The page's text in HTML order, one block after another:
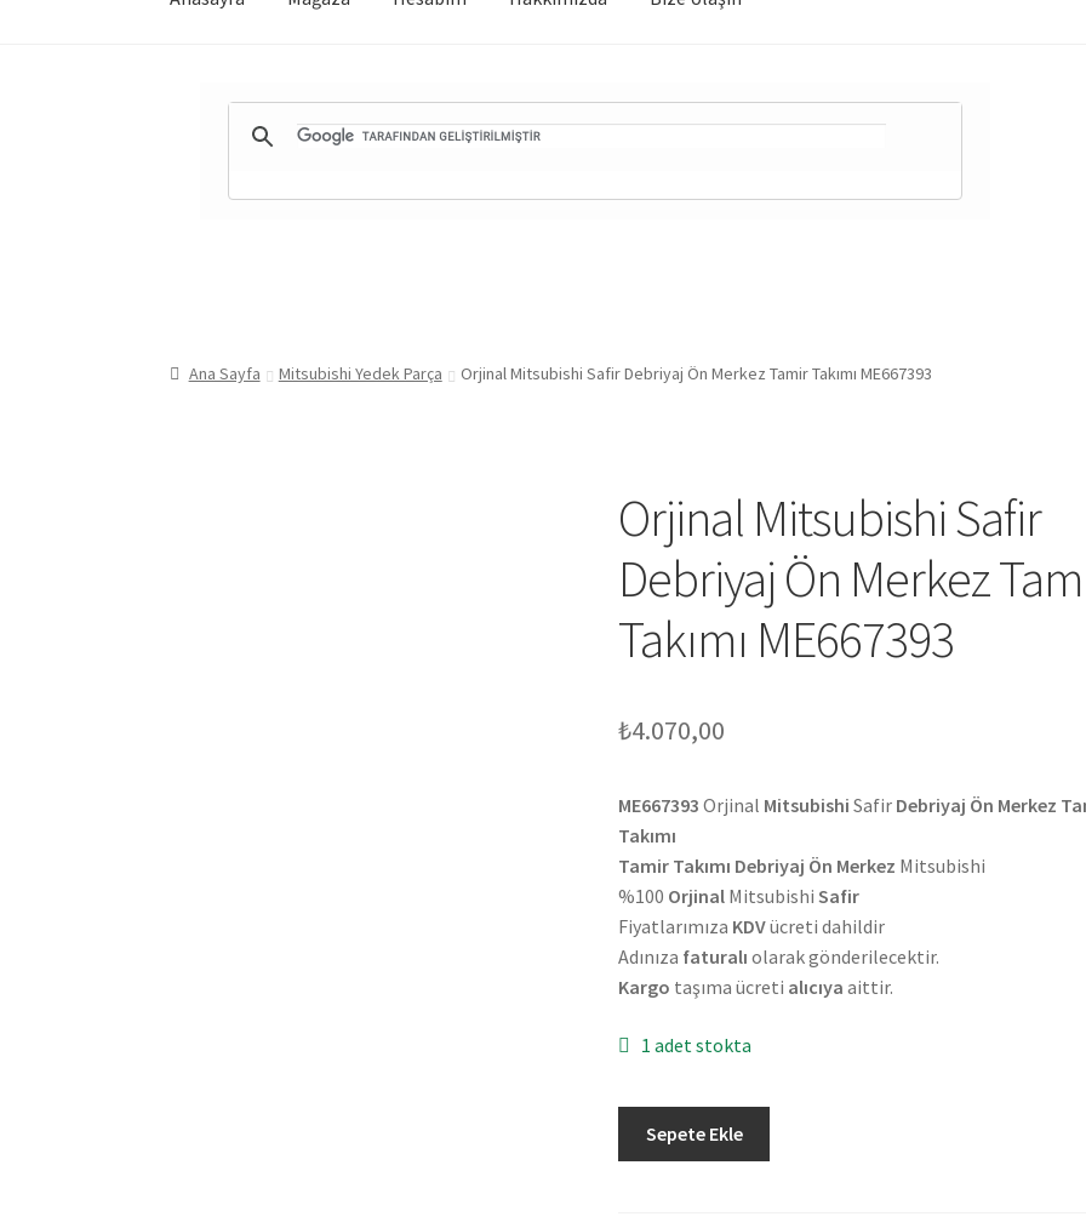
Ana Sayfa Mitsubishi Yedek Parça Orjinal Mitsubishi Safir Debriyaj Ön Merkez Tamir Takımı ME667393
Orjinal Mitsubishi Safir
Debriyaj Ön Merkez
Takımı ME667393
₺4.070,00
ME667393 Orjinal Mitsubishi Safir Debriyaj Ön Merkez
Takımı
Tamir Takımı Debriyaj Ön Merkez Mitsubishi
%100 Orjinal MitsubishiSafir
Fiyatlarımıza KDVücreti dahildir
Adınıza faturalı olarak gönderilecektir.
Kargo taşıma ücreti alıcıya aittir.
1 adet stokta
Mitsubishi
Sepete Ekle